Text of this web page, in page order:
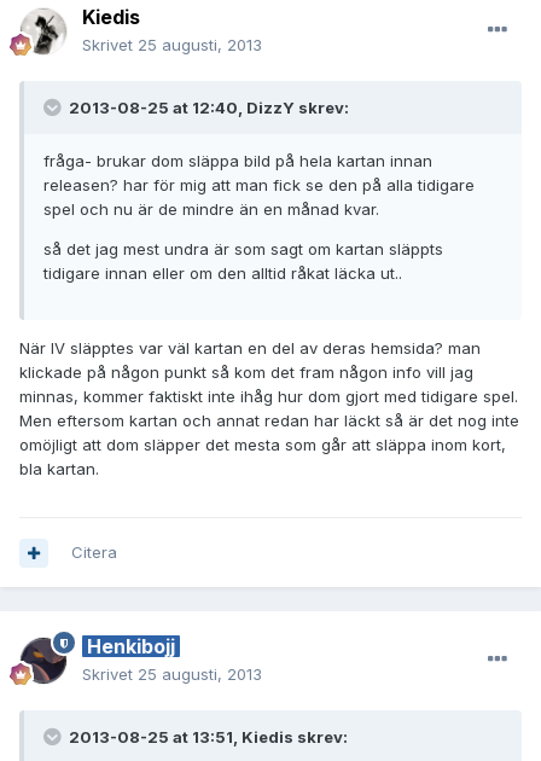
Kiedis
Skrivet 25 augusti, 2013
2013-08-25 at 12:40, DizzY skrev:
fråga- brukar dom släppa bild på hela kartan innan
releasen? har för mig att man fick se den på alla tidigare
spel och nu är de mindre än en månad kvar.
så det jag mest undra är som sagt om kartan släppts
tidigare innan eller om den alltid råkat läcka ut..
När IV släpptes var väl kartan en del av deras hemsida? man
klickade på någon punkt så kom det fram någon info vill jag
minnas, kommer faktiskt inte ihåg hur dom gjort med tidigare spel.
Men eftersom kartan och annat redan har läckt så är det nog inte
omöjligt att dom släpper det mesta som går att släppa inom kort,
bla kartan.
Citera
Henkibojj
Skrivet 25 augusti, 2013
2013-08-25 at 13:51, Kiedis skrev: